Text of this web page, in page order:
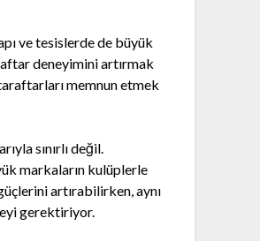
ve tesislerde de büyük
deneyimini artırmak
memnun etmek
sınırlı değil.
markaların kulüplerle
artırabilirken, aynı
gerektiriyor.